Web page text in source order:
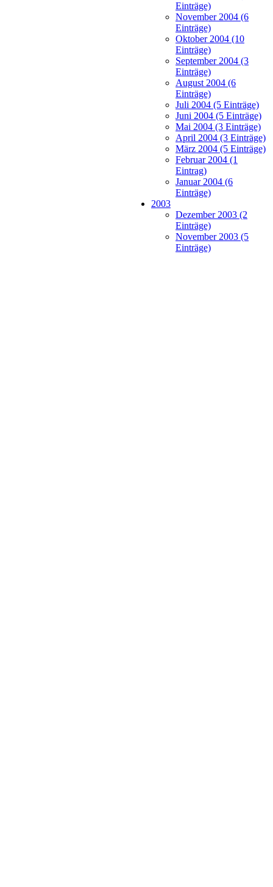
Einträge)
November 2004 (6
Einträge)
Oktober 2004 (10
Einträge)
September 2004 (3
Einträge)
August 2004 (6
Einträge)
Juli 2004 (5 Einträge)
Juni 2004 (5 Einträge)
Mai 2004 (3 Einträge)
April 2004 (3 Einträge)
März 2004 (5 Einträge)
Februar 2004 (1
Eintrag)
Januar 2004 (6
Einträge)
2003
Dezember 2003 (2
Einträge)
November 2003 (5
Einträge)